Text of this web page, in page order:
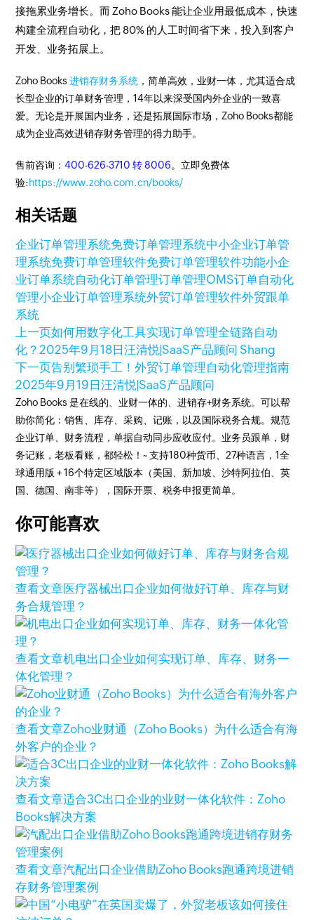
接拖累业务增长。而 Zoho Books 能让企业用最低成本，快速
构建全流程自动化，把 80% 的人工时间省下来，投入到客户
开发、业务拓展上。​
Zoho Books进销存财务系统 ，简单高效，业财一体，尤其适合成
长型企业的订单财务管理，14年以来深受国内外企业的一致喜
爱。无论是开展国内业务，还是拓展国际市场，Zoho Books都能
成为企业高效进销存财务管理的得力助手。
售前咨询：400-626-3710 转 8006。立即免费体
验:https://www.zoho.com.cn/books/
相关话题
企业订单管理系统免费订单管理系统中小企业订单管
理系统免费订单管理软件免费订单管理软件功能小企
业订单系统自动化订单管理订单管理OMS订单自动化
管理小企业订单管理系统外贸订单管理软件外贸跟单
系统
上一页如何用数字化工具实现订单管理全链路自动
化？2025年9月18日汪清悦|SaaS产品顾问 Shang
下一页告别繁琐手工！外贸订单管理自动化管理指南​
2025年9月19日汪清悦|SaaS产品顾问
Zoho Books 是在线的、业财一体的、进销存+财务系统。可以帮
助你简化：销售、库存、采购、记账，以及国际税务合规。规范
企业订单、财务流程，单据自动同步应收应付。业务员跟单，财
务记账，老板看账，都轻松！~ 支持180种货币、27种语言，1全
球通用版 + 16个特定区域版本（美国、新加坡、沙特阿拉伯、英
国、德国、南非等），国际开票、税务申报更简单。
你可能喜欢
查看文章医疗器械出口企业如何做好订单、库存与财
务合规管理？
查看文章机电出口企业如何实现订单、库存、财务一
体化管理？
查看文章Zoho业财通（Zoho Books）为什么适合有海
外客户的企业？
查看文章适合3C出口企业的业财一体化软件：Zoho
Books解决方案
查看文章汽配出口企业借助Zoho Books跑通跨境进销
存财务管理案例